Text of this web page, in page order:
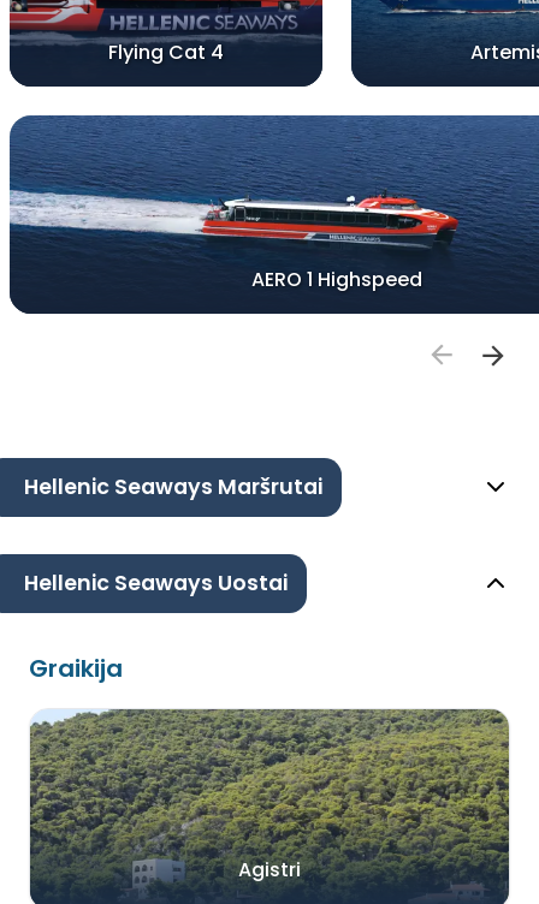
Flying Cat 4
AERO 1 Highspeed
Hellenic Seaways Maršrutai
Hellenic Seaways Uostai
Graikija
Agistri